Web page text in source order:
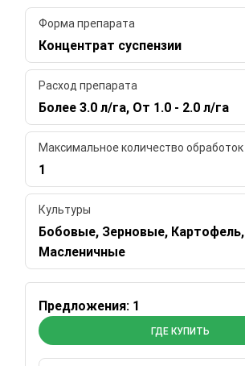
Форма препарата
Концентрат суспензии
Расход препарата
Более 3.0 л/га, От 1.0 - 2.0 л/га
Максимальное количество обработок
1
Культуры
Бобовые, Зерновые, Картофель,
Масленичные
Предложения: 1
ГДЕ КУПИТЬ